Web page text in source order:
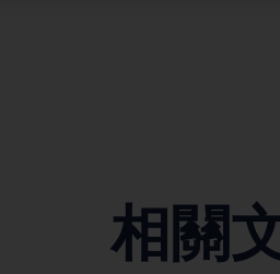
相關